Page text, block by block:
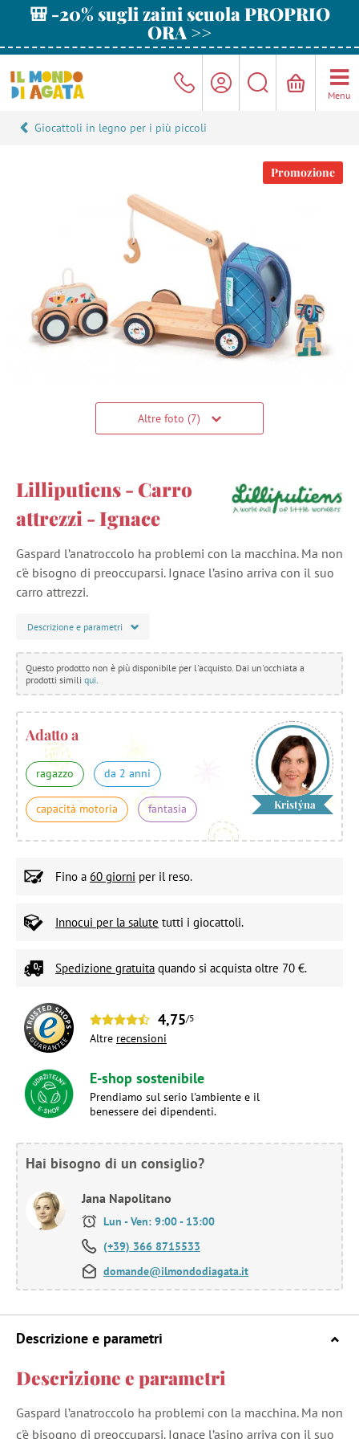
🎒 -20% sugli zaini scuola PROPRIO
ORA >>
Menu
Giocattoli in legno per i più piccoli
Promozione
Altre foto (7)
Lilliputiens - Carro
attrezzi - Ignace
Gaspard l’anatroccolo ha problemi con la macchina. Ma non
c'è bisogno di preoccuparsi. Ignace l’asino arriva con il suo
carro attrezzi.
Descrizione e parametri
Questo prodotto non è più disponibile per l'acquisto. Dai un'occhiata a
prodotti simili qui.
Adatto a
ragazzo da 2 anni
capacità motoria fantasia Kristýna
Fino a 60 giorni per il reso.
Innocui per la salute tutti i giocattoli.
Spedizione gratuita quando si acquista oltre 70 €.
4,75/5
Altre recensioni
E-shop sostenibile
Prendiamo sul serio l'ambiente e il
benessere dei dipendenti.
Hai bisogno di un consiglio?
Jana Napolitano
Lun - Ven: 9:00 - 13:00
(+39) 366 8715533
domande@ilmondodiagata.it
Descrizione e parametri
Descrizione e parametri
Gaspard l’anatroccolo ha problemi con la macchina. Ma non
c'è bisogno di preoccuparsi. Ignace l’asino arriva con il suo